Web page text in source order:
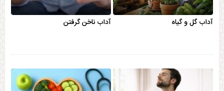
آداب گل و گیاه آداب ناخن گرفتن